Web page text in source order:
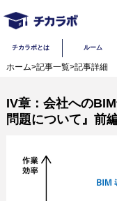
チカラボとは ルーム
ホーム>記事一覧>記事詳細
IV章：会社への
問題について』前